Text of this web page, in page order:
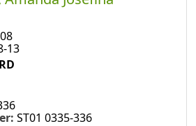
13
ST01 0335-336